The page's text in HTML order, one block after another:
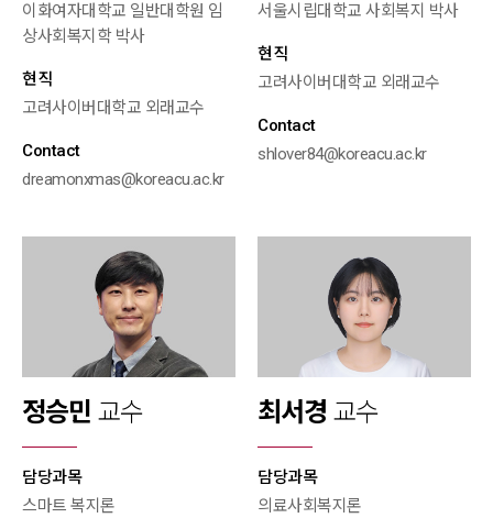
이화여자대학교 일반대학원 임
상사회복지학 박사
현직
고려사이버대학교 외래교수
Contact
dreamonxmas@koreacu.ac.kr
서울시립대학교 사회복지 박사
현직
고려사이버대학교 외래교수
Contact
shlover84@koreacu.ac.kr
정승민 교수
담당과목
스마트 복지론
최서경 교수
담당과목
의료사회복지론